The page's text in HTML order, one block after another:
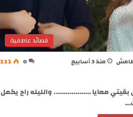
قصائد عاطفية
منذ 3 أسابيع 0
111
معايا ………………. والليله راح يكمل